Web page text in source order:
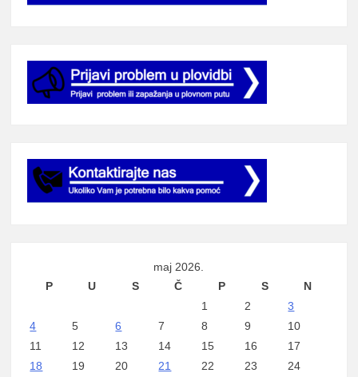
maj 2026.
P
U S Č P S
N
1
2
3
4
5 6 7 8 9
10
11
12 13 14 15 16
17
18
19 20 21 22 23
24